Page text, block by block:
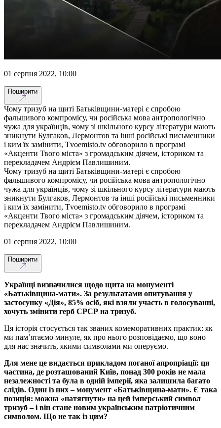
01 серпня 2022, 10:00
Поширити
Чому тризуб на щиті Батьківщини-матері є спробою
фальшивого компромісу, чи російська мова антропологічно
чужа для українців, чому зі шкільного курсу літератури мають
зникнути Булгаков, Лермонтов та інші російські письменники
і ким їх замінити, Тvoemisto.tv обговорило в програмі
«Акценти Твого міста» з громадським діячем, істориком та
перекладачем Андрієм Павлишиним.
Чому тризуб на щиті Батьківщини-матері є спробою
фальшивого компромісу, чи російська мова антропологічно
чужа для українців, чому зі шкільного курсу літератури мають
зникнути Булгаков, Лермонтов та інші російські письменники
і ким їх замінити, Тvoemisto.tv обговорило в програмі
«Акценти Твого міста» з громадським діячем, істориком та
перекладачем Андрієм Павлишиним.
01 серпня 2022, 10:00
Поширити
Українці визначилися щодо щита на монументі
«Батьківщина-мати». За результатами опитування у
застосунку «Дія», 85% осіб, які взяли участь в голосуванні,
хочуть змінити герб СРСР на тризуб.
Ця історія стосується так званих комеморативних практик: як
ми пам’ятаємо минуле, як про нього розповідаємо, що воно
для нас значить, якими символами ми оперуємо.
Для мене це видається прикладом поганої апропріації: ця
частина, де розташований Київ, понад 300 років не мала
незалежності та була в одній імперії, яка залишила багато
слідів. Один із них – монумент «Батьківщина-мати». Є така
позиція: можна «натягнути» на цей імперський символ
тризуб – і він стане новим українським патріотичним
символом. Що не так із цим?